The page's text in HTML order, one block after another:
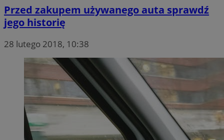
Przed zakupem używanego auta sprawdź
jego historię
28 lutego 2018, 10:38